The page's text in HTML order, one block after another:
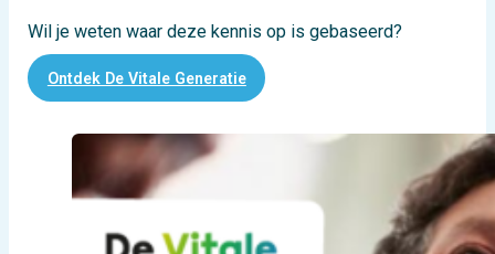
Wil je weten waar deze kennis op is gebaseerd?
Ontdek De Vitale Generatie